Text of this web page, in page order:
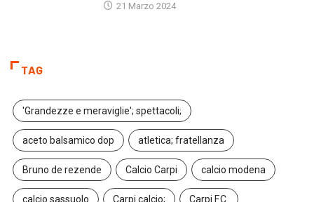
21 Marzo 2024
TAG
'Grandezze e meraviglie'; spettacoli;
aceto balsamico dop atletica; fratellanza
Bruno de rezende Calcio Carpi calcio modena
calcio sassuolo Carpi calcio; Carpi F.C.